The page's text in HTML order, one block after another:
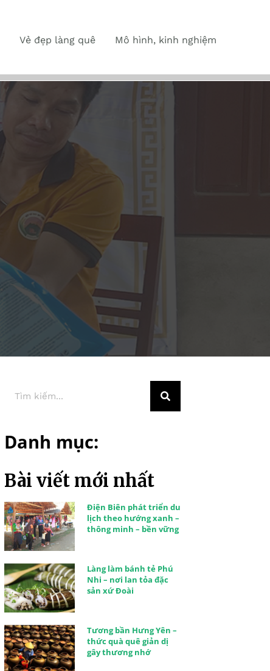
Vẻ đẹp làng quê Mô hình, kinh nghiệm
Danh mục:
Bài viết mới nhất
Điện Biên phát triển du
lịch theo hướng xanh –
thông minh – bền vững
Làng làm bánh tẻ Phú
Nhi – nơi lan tỏa đặc
sản xứ Đoài
Tương bần Hưng Yên –
thức quà quê giản dị
gây thương nhớ